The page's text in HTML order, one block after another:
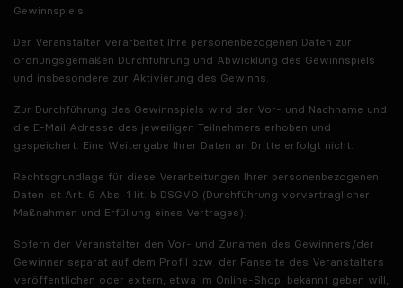
Gewinnspiels
Der Veranstalter verarbeitet Ihre personenbezogenen Daten zur
ordnungsgemäßen Durchführung und Abwicklung des Gewinnspiels
und insbesondere zur Aktivierung des Gewinns.
Zur Durchführung des Gewinnspiels wird der Vor- und Nachname und
die E-Mail Adresse des jeweiligen Teilnehmers erhoben und
gespeichert. Eine Weitergabe Ihrer Daten an Dritte erfolgt nicht.
Rechtsgrundlage für diese Verarbeitungen Ihrer personenbezogenen
Daten ist Art. 6 Abs. 1 lit. b DSGVO (Durchführung vorvertraglicher
Maßnahmen und Erfüllung eines Vertrages).
Sofern der Veranstalter den Vor- und Zunamen des Gewinners/der
Gewinner separat auf dem Profil bzw. der Fanseite des Veranstalters
veröffentlichen oder extern, etwa im Online-Shop, bekannt geben will,